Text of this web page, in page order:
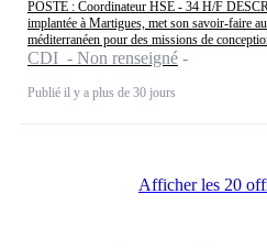
POSTE : Coordinateur HSE - 34 H/F
implantée à Martigues, met son savoir-faire
méditerranéen pour des missions de
CDI - Non renseigné
Publié il y a plus de 30 jours
Afficher les 20